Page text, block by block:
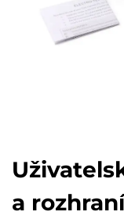
a rozhraní